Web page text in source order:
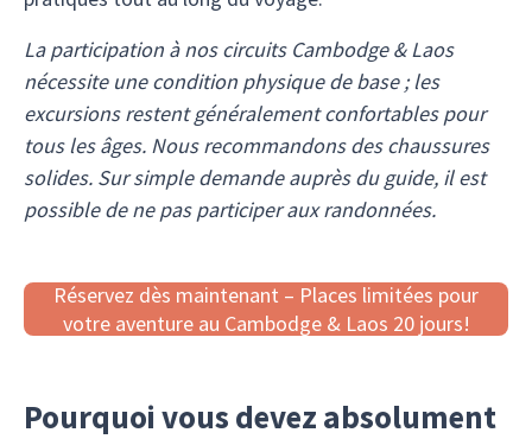
La participation à nos circuits Cambodge & Laos
nécessite une condition physique de base ; les
excursions restent généralement confortables pour
tous les âges. Nous recommandons des chaussures
solides. Sur simple demande auprès du guide, il est
possible de ne pas participer aux randonnées.
Réservez dès maintenant – Places limitées pour
votre aventure au Cambodge & Laos 20 jours!
Pourquoi vous devez absolument